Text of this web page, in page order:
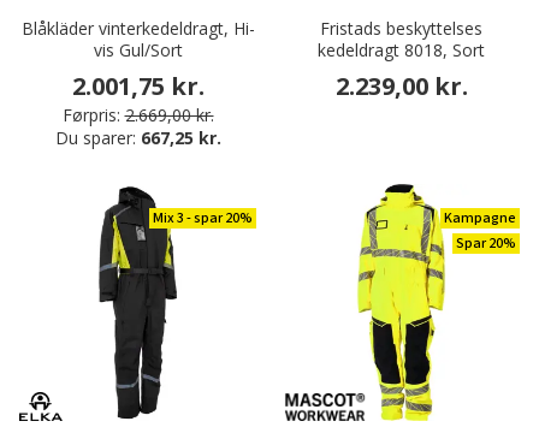
Blåkläder vinterkedeldragt, Hi-
vis Gul/Sort
2.001,75 kr.
Førpris: 2.669,00 kr.
Du sparer: 667,25 kr.
Fristads beskyttelses
kedeldragt 8018, Sort
2.239,00 kr.
Mix 3 - spar 20%
Kampagne
Spar 20%